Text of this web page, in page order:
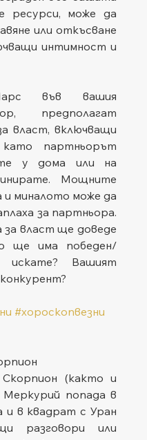
ресурси, може да
или откъсване
интимност и
във вашия
предполагат
власт, включващи
партньорът
у дома или на
Мощните
миналото може да
за партньора.
за власт ще доведе
ще има победен/
Вашият
#хороскопвезни
(както и
попада в
и в квадрат с Уран
разговори или